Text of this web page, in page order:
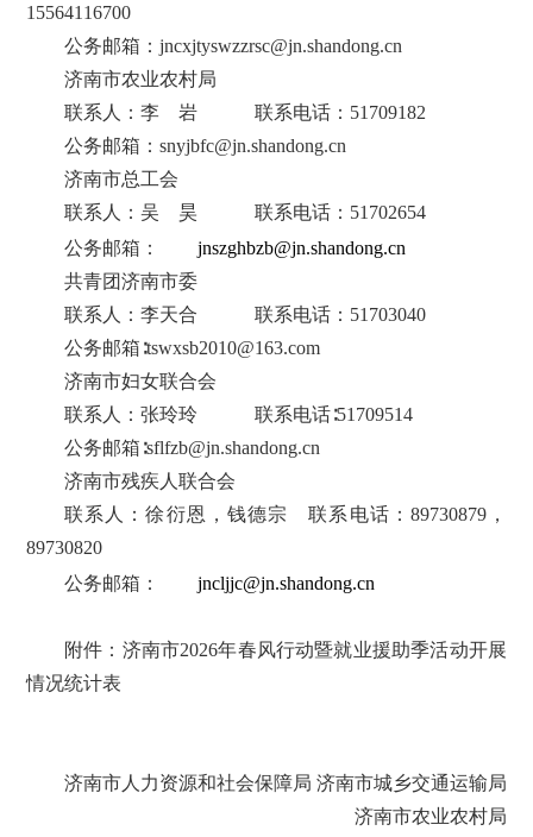
15564116700
公务邮箱：jncxjtyswzzrsc@jn.shandong.cn
济南市农业农村局
联系人：李 岩 联系电话：51709182
公务邮箱：snyjbfc@jn.shandong.cn
济南市总工会
联系人：吴 昊 联系电话：51702654
公务邮箱：
jnszghbzb@jn.shandong.cn
共青团济南市委
联系人：李天合 联系电话：51703040
公务邮箱∶tswxsb2010@163.com
济南市妇女联合会
联系人：张玲玲 联系电话∶51709514
公务邮箱∶sflfzb@jn.shandong.cn
济南市残疾人联合会
联系人：徐衍恩，钱德宗
联系电话：89730879，
89730820
公务邮箱：
jncljjc@jn.shandong.cn
附件：济南市2026年春风行动暨就业援助季活动开展
情况统计表
济南市人力资源和社会保障局 济南市城乡交通运输局
济南市农业农村局